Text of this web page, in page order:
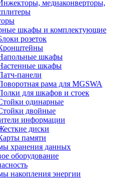
медиаконверторы,
шкафы и комплектующие
розеток
шкафы
шкафы
панели
рама для MGSWA
для шкафов и стоек
одинарные
двойные
информации
диски
памяти
хранения данных
оборудование
накопления энергии